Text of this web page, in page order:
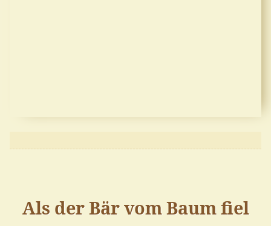
Als der Bär vom Baum fiel